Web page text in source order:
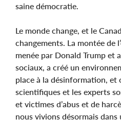
saine démocratie.
Le monde change, et le
changements. La montée de
menée par Donald Trump et
sociaux, a créé un
place à la désinformation, et
scientifiques et les experts
et victimes d’abus et de
nous vivions désormais dans